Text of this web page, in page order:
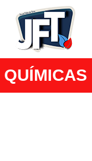
QUÍMICAS